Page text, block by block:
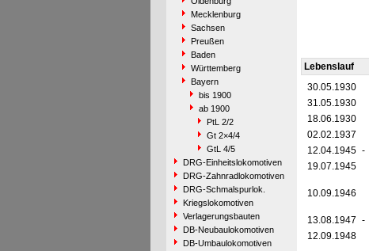
Mecklenburg
Sachsen
Preußen
Baden
Württemberg
Bayern
bis 1900
ab 1900
PtL 2/2
Gt 2×4/4
GtL 4/5
DRG-Einheitslokomotiven
DRG-Zahnradlokomotiven
DRG-Schmalspurlok.
Kriegslokomotiven
Verlagerungsbauten
DB-Neubaulokomotiven
DB-Umbaulokomotiven
Lebenslauf
30.05.1930
31.05.1930
18.06.1930
02.02.1937
12.04.1945 -
19.07.1945
10.09.1946
13.08.1947 -
12.09.1948